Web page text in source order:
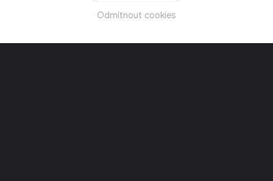
Odmítnout cookies